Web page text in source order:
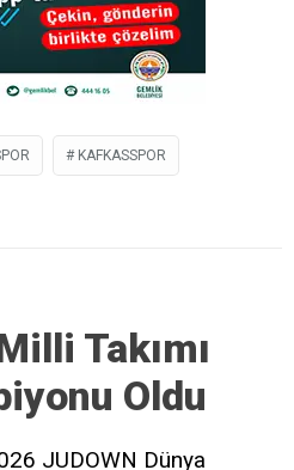
KAFKASSPOR
Takımı
Oldu
JUDOWN Dünya